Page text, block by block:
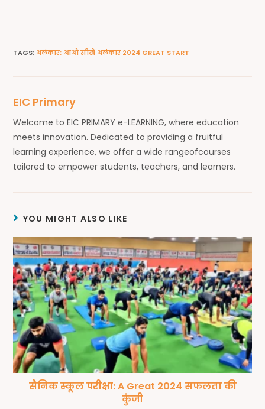
TAGS: अलंकार: आओ सीखें अलंकार 2024 GREAT START
EIC Primary
Welcome to EIC PRIMARY e-LEARNING, where education
meets innovation. Dedicated to providing a fruitful
learning experience, we offer a wide rangeofcourses
tailored to empower students, teachers, and learners.
YOU MIGHT ALSO LIKE
सैनिक स्कूल परीक्षा: A Great 2024 सफलता की
कुंजी